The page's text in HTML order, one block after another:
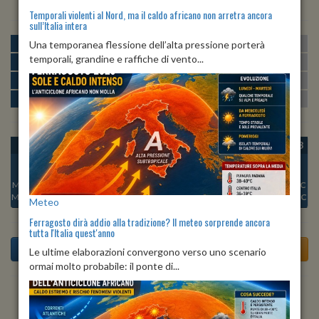
MATTINA min:20º max:26º U:
POMERIGGIO min:27º max:28º
SERA min:23º max:28º U:79% 85%
NOTTE min: 20º max:22º U:71%
OGGI
Min:
23°C
Max:30°C
SAB 08
Min:
Max:28°C
DOM 09
Min:23°C
Max:29°C
LUN 10
Min:
23°C
Max:29°C
MAR 11
Max:29°C
MER 12
Min:23°C
Max:30°C
GIO 13
23°C
Max:27°C
Previsioni del Tempo a Tufillo di domani
Temporali violenti al Nord, ma il caldo africano non arretra ancora
sull’Italia intera
Una temporanea flessione dell’alta pressione porterà
temporali, grandine e raffiche di vento...
Meteo
Ferragosto dirà addio alla tradizione? Il meteo sorprende ancora
tutta l'Italia quest'anno
Le ultime elaborazioni convergono verso uno scenario
ormai molto probabile: il ponte di...